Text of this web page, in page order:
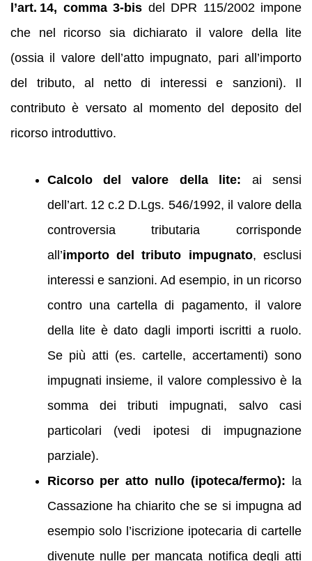
l’art. 14, comma 3-bis del DPR 115/2002 impone
che nel ricorso sia dichiarato il valore della lite
(ossia il valore dell’atto impugnato, pari all’importo
del tributo, al netto di interessi e sanzioni). Il
contributo è versato al momento del deposito del
ricorso introduttivo.
Calcolo del valore della lite: ai sensi
dell’art. 12 c.2 D.Lgs. 546/1992, il valore della
controversia tributaria corrisponde
all’importo del tributo impugnato, esclusi
interessi e sanzioni. Ad esempio, in un ricorso
contro una cartella di pagamento, il valore
della lite è dato dagli importi iscritti a ruolo.
Se più atti (es. cartelle, accertamenti) sono
impugnati insieme, il valore complessivo è la
somma dei tributi impugnati, salvo casi
particolari (vedi ipotesi di impugnazione
parziale).
Ricorso per atto nullo (ipoteca/fermo): la
Cassazione ha chiarito che se si impugna ad
esempio solo l’iscrizione ipotecaria di cartelle
divenute nulle per mancata notifica degli atti